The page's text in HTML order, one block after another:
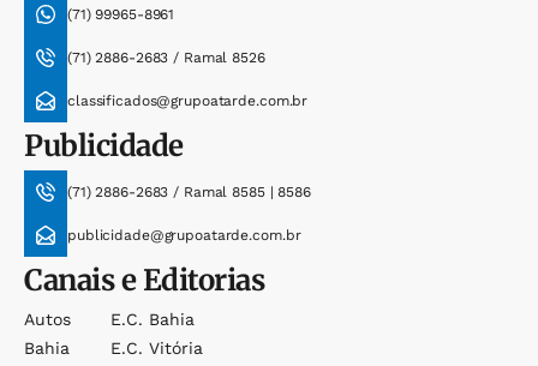
(71) 99965-8961
(71) 2886-2683 / Ramal 8526
classificados@grupoatarde.com.br
Publicidade
(71) 2886-2683 / Ramal 8585 | 8586
publicidade@grupoatarde.com.br
Canais e Editorias
Autos
Bahia
E.c. Bahia
E.c. Vitória